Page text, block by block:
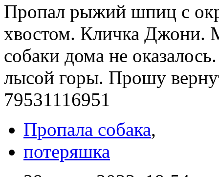
Пропал рыжий шпиц с
хвостом. Кличка Джони.
собаки дома не
лысой горы. Прошу
79531116951
Пропала собака,
потеряшка